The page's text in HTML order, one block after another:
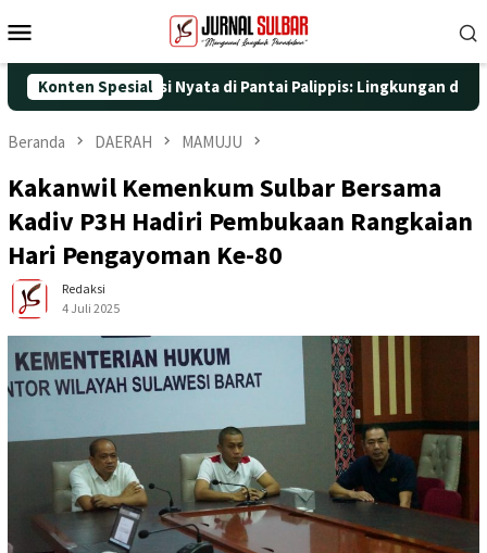
ke
Mobile
Konten Spesial
dengan Aksi Nyata di Pantai Palippis: Lingkungan dan
Beranda DAERAH MAMUJU
Kakanwil Kemenkum Sulbar Bersama
Kadiv P3H Hadiri Pembukaan Rangkaian
Hari Pengayoman Ke-80
Redaksi
4 Juli 2025